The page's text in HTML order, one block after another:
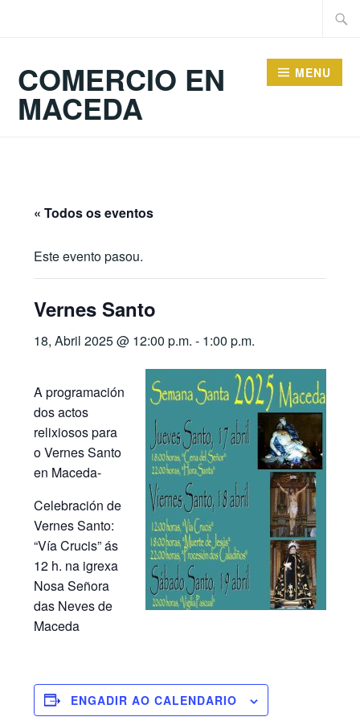
COMERCIO EN
MACEDA
MENU
« Todos os eventos
Este evento pasou.
Vernes Santo
18, Abril 2025 @ 12:00 p.m. - 1:00 p.m.
A programación
dos actos
relixiosos para
o Vernes Santo
en Maceda-
Celebración de
Vernes Santo:
“Vía Crucis” ás
12 h. na igrexa
Nosa Señora
das Neves de
Maceda
ENGADIR AO CALENDARIO